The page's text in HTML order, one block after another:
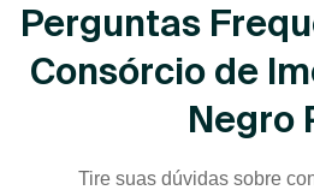
Perguntas
Consórcio de
Negro
Tire suas dúvidas sobre